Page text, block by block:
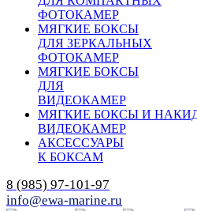
ФОТОКАМЕР
МЯГКИЕ БОКСЫ
ДЛЯ ЗЕРКАЛЬНЫХ
ФОТОКАМЕР
МЯГКИЕ БОКСЫ
ДЛЯ
ВИДЕОКАМЕР
МЯГКИЕ БОКСЫ И
ВИДЕОКАМЕР
АКСЕССУАРЫ
К БОКСАМ
8 (985) 97-101-97
info@ewa-marine.ru